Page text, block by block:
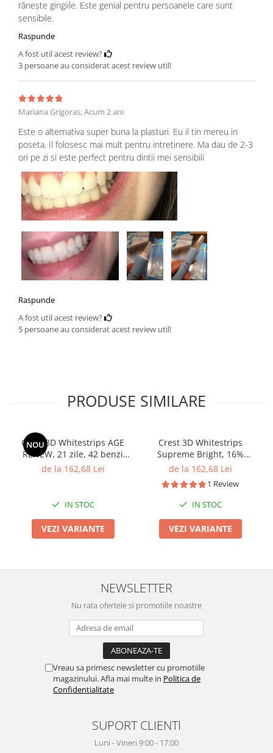
rănește gingiile. Este genial pentru persoanele care sunt
sensibile.
Raspunde
A fost util acest review?
3 persoane au considerat acest review util!
Mariana Grigoras,Acum 2 ani
Este o alternativa super buna la plasturi. Eu il tin mereu in
poseta. Il folosesc mai mult pentru intretinere. Ma dau de 2-3
ori pe zi si este perfect pentru dintii mei sensibili
Raspunde
A fost util acest review?
5 persoane au considerat acest review util!
PRODUSE SIMILARE
NOU
Crest 3D Whitestrips AGE
RENEW, 21 zile, 42 benzi
albire, 16% concentratie, 21
benzi crest
de la 162,68 Lei
IN STOC
VEZI VARIANTE
Crest 3D Whitestrips
Supreme Bright, 16%
concentratie, 21 zile, 42
aplicare 60 min, benzi crest
de la 162,68 Lei
1 Review
IN STOC
VEZI VARIANTE
NEWSLETTER
Nu rata ofertele si promotiile noastre
Vreau sa primesc newsletter cu promotiile
magazinului. Afla mai multe in Politica de
Confidentialitate
SUPORT CLIENTI
Luni - Vineri 9:00 - 17:00